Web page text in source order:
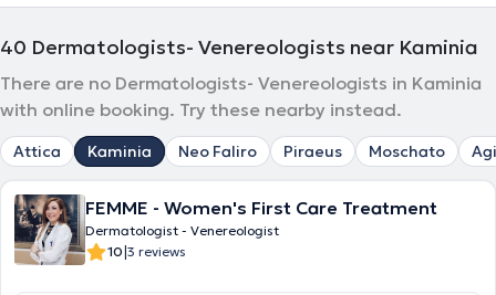
40 Dermatologists- Venereologists near Kaminia
There are no Dermatologists- Venereologists in Kaminia
with online booking. Try these nearby instead.
Attica Kaminia Neo Faliro Piraeus Moschato
FEMME - Women's First Care Treatment
Dermatologist - Venereologist
10|3 reviews